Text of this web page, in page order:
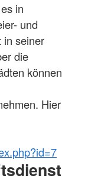
in
und
in seiner
die
können
Hier